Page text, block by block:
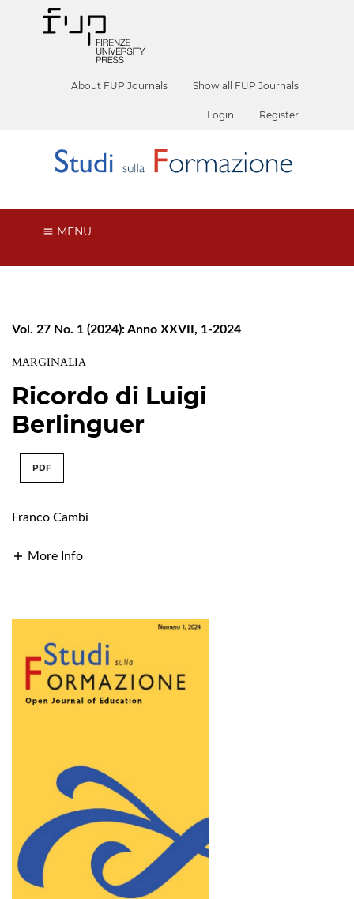
About FUP Journals Show all FUP Journals
Login Register
MENU
Vol. 27 No. 1 (2024): Anno XXVII, 1-2024
MARGINALIA
Ricordo di Luigi
Berlinguer
PDF
Franco Cambi
More Info